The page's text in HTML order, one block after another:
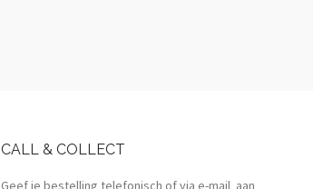
CALL & COLLECT
Geef je bestelling telefonisch of via e-mail aan